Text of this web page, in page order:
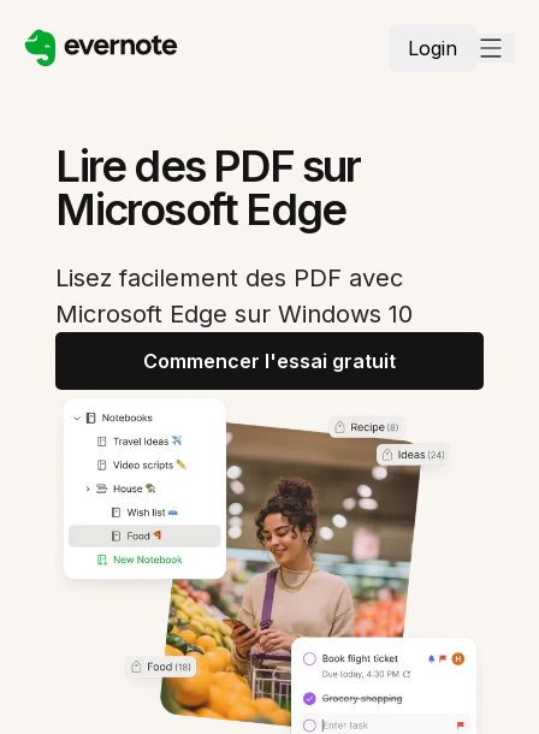
Login
Lire des PDF sur
Microsoft Edge
Lisez facilement des PDF avec
Microsoft Edge sur Windows 10
Commencer l'essai gratuit